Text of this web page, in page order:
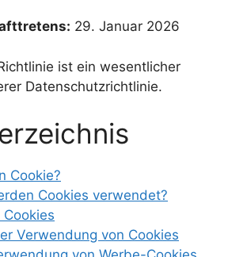
29. Januar 2026
ist ein wesentlicher
Datenschutzrichtlinie.
Cookie?
Cookies verwendet?
Verwendung von Cookies